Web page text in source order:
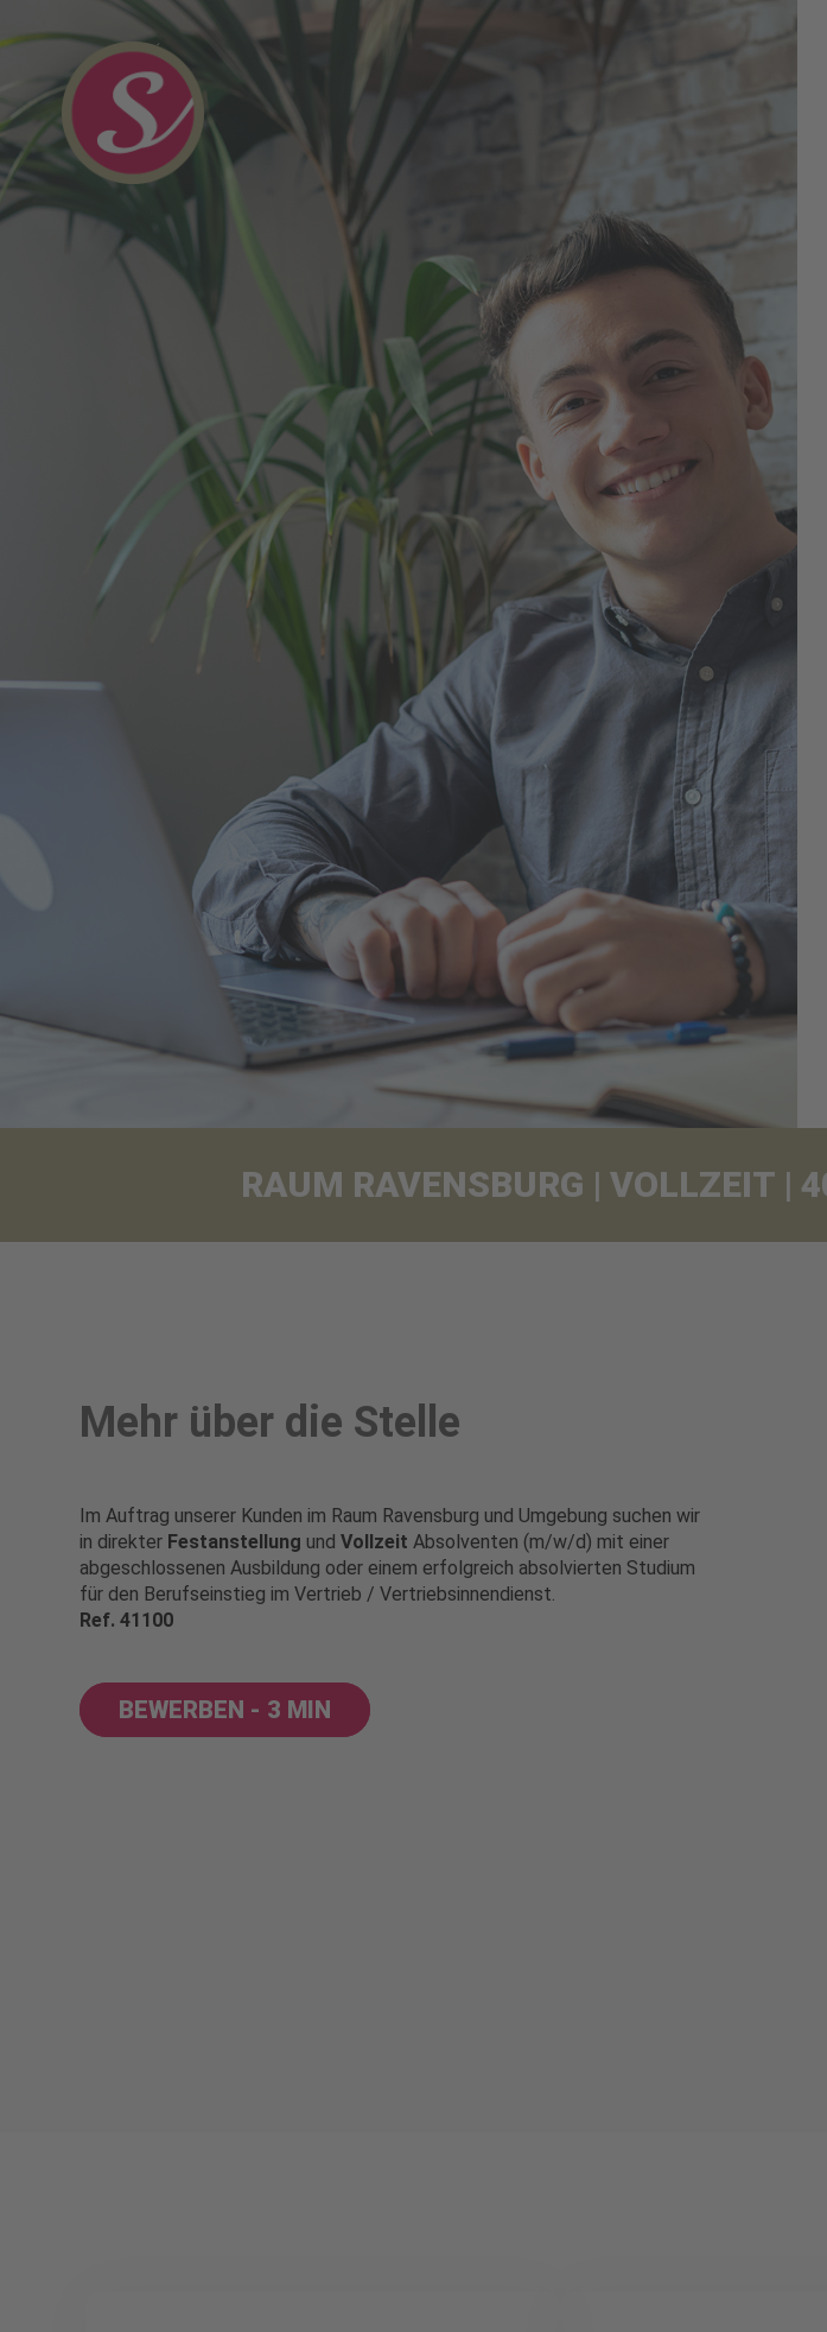
RAUM RAVENSBURG | VOLLZEIT |
Mehr über die Stelle
Im Auftrag unserer Kunden im Raum Ravensburg und Umgebung suchen wir
in direkter Festanstellung undVollzeit Absolventen (m/w/d) mit einer
abgeschlossenen Ausbildung oder einem erfolgreich absolvierten Studium
für den Berufseinstieg im Vertrieb / Vertriebsinnendienst.
Ref. 41100
BEWERBEN - 3 MIN